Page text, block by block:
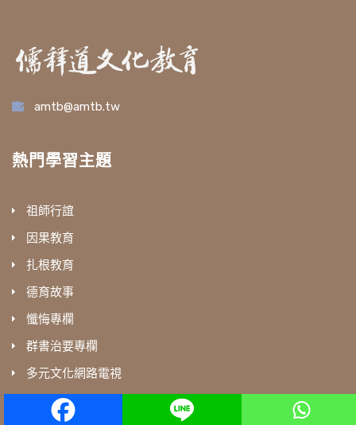
amtb@amtb.tw
熱門學習主題
祖師行誼
因果教育
扎根教育
德育故事
懺悔專欄
群書治要專欄
多元文化網路電視